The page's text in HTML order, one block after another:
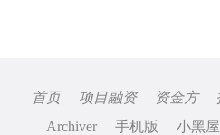
首页 项目融资 资金方
Archiver
手机版 小黑屋